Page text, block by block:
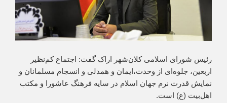
رئیس شورای اسلامی کلان‌شهر اراک گفت: اجتماع کم‌نظیر
اربعین، جلوه‌ای از وحدت،ایمان و همدلی و انسجام مسلمانان و
نمایش قدرت نرم جهان اسلام در سایه فرهنگ عاشورا و مکتب
اهل‌بیت (ع) است.